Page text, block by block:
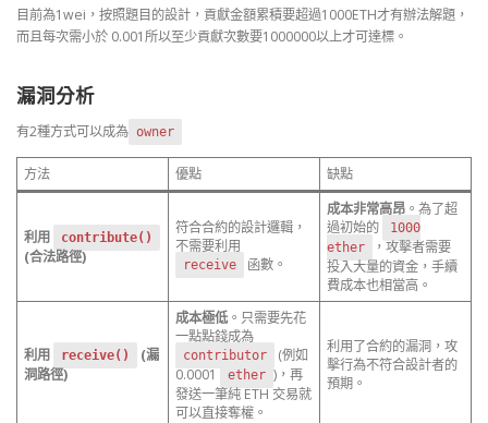
目前為1wei，按照題目的設計，貢獻金額累積要超過1000ETH才有辦法解題，
而且每次需小於 0.001所以至少貢獻次數要1000000以上才可達標。
漏洞分析
有2種方式可以成為 owner
方法 優點 缺點
利用 contribute()
(合法路徑)
符合合約的設計邏輯，
不需要利用
receive 函數。
成本非常高昂 。為了超
過初始的
1000
ether
，攻擊者需要
投入大量的資金，手續
費成本也相當高。
利用 receive()
(漏
洞路徑)
成本極低。只需要先花
一點點錢成為
contributor
(例如
0.0001
ether )，再
發送一筆純 ETH 交易就
可以直接奪權。
利用了合約的漏洞，攻
擊行為不符合設計者的
預期。